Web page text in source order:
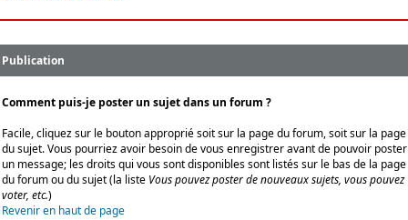
Publication
Comment puis-je poster un sujet dans un forum ?
Facile, cliquez sur le bouton approprié soit sur la page du forum, soit sur la page
du sujet. Vous pourriez avoir besoin de vous enregistrer avant de pouvoir poster
un message; les droits qui vous sont disponibles sont listés sur le bas de la page
du forum ou du sujet (la liste Vous pouvez poster de nouveaux sujets, vous pouvez
voter, etc.)
Revenir en haut de page